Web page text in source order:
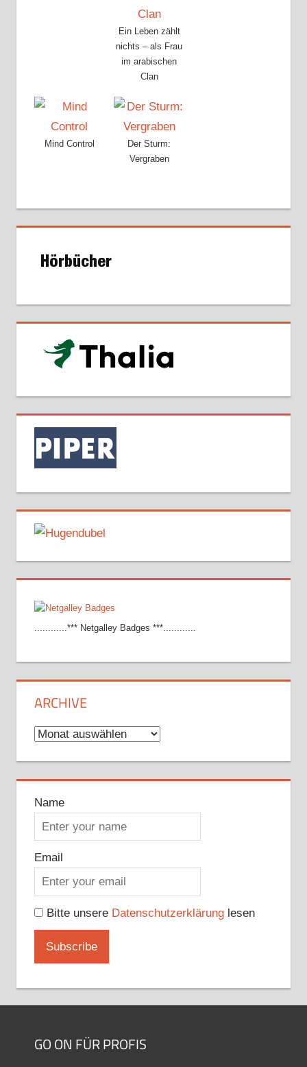
Ein Leben zählt
nichts – als Frau
im arabischen
Clan
Mind Control
Der Sturm:
Vergraben
............*** Netgalley Badges ***............
ARCHIVE
Archive
Name
Email
Bitte unsere Datenschutzerklärunglesen
GO ON FÜR PROFIS